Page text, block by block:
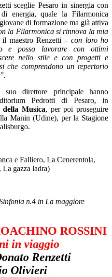
sceglie Pesaro in sinergia con
energia, quale la Filarmonica
di formazione ma già attiva
la Filarmonica si rinnova la mia
il maestro Renzetti –con loro ho
e posso lavorare
con ottimi
nello stile e con progetti e
che comprendono un repertorio
suo direttore principale hanno
Pedrotti di Pesaro, in
della Musica, per poi proseguire
Manin (Udine), per la Stagione
e Falliero, La Cenerentola,
gazza ladra)
n.4 in La maggiore
ROSSINI
in viaggio
Renzetti
Olivieri